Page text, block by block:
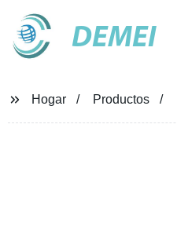
DEMEI
Hogar Productos